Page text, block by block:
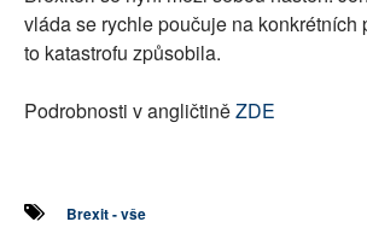
vláda se rychle poučuje na konkrétních
to katastrofu způsobila.
Podrobnosti v angličtiněZDE
Brexit - vše